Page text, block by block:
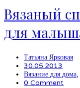
Вязаный
для
Татьяна Ярковая
30.05.2013
Вязание для дома,
0 Comment